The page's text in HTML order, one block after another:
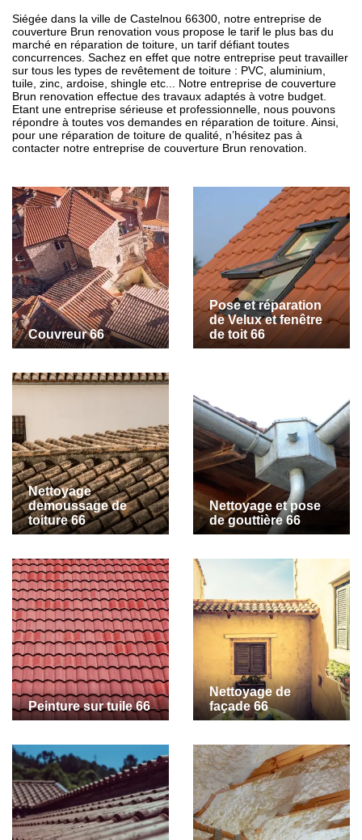
Siégée dans la ville de Castelnou 66300, notre entreprise de
couverture Brun renovation vous propose le tarif le plus bas du
marché en réparation de toiture, un tarif défiant toutes
concurrences. Sachez en effet que notre entreprise peut travailler
sur tous les types de revêtement de toiture : PVC, aluminium,
tuile, zinc, ardoise, shingle etc... Notre entreprise de couverture
Brun renovation effectue des travaux adaptés à votre budget.
Etant une entreprise sérieuse et professionnelle, nous pouvons
répondre à toutes vos demandes en réparation de toiture. Ainsi,
pour une réparation de toiture de qualité, n’hésitez pas à
contacter notre entreprise de couverture Brun renovation.
Couvreur 66
Pose et réparation
de Velux et fenêtre
de toit 66
Nettoyage
demoussage de
toiture 66
Nettoyage et pose
de gouttière 66
Peinture sur tuile 66
Nettoyage de
façade 66